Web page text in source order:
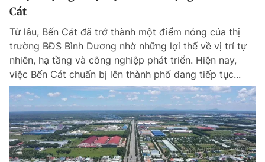
Cát
Từ lâu, Bến Cát đã trở thành một điểm nóng của thị
trường BĐS Bình Dương nhờ những lợi thế về vị trí tự
nhiên, hạ tầng và công nghiệp phát triển. Hiện nay,
việc Bến Cát chuẩn bị lên thành phố đang tiếp tục...